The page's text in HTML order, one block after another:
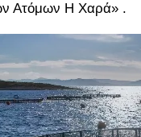
Ατόμων Η Χαρά» .